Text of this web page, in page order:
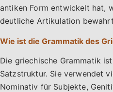
antiken Form entwickelt hat,
deutliche Artikulation
Wie ist die Grammatik des
Die griechische Grammatik
Satzstruktur. Sie verwendet
Nominativ für Subjekte,